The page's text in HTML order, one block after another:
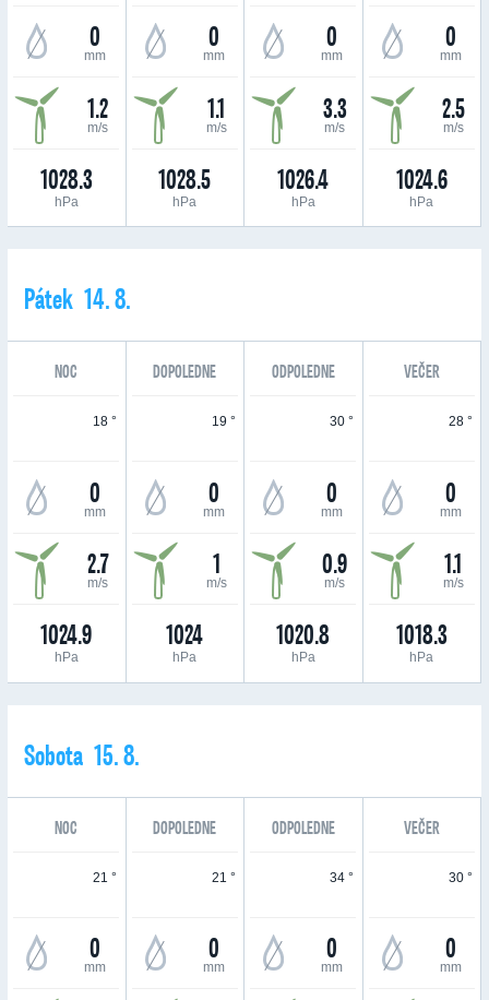
0
mm
1.2
m/s
1028.3
hPa
0
mm
1.1
m/s
1028.5
hPa
0
mm
3.3
m/s
1026.4
hPa
0
mm
2.5
m/s
1024.6
hPa
Pátek 14. 8.
NOC DOPOLEDNE ODPOLEDNE VEČER
18 °
0
mm
2.7
m/s
1024.9
hPa
19 °
0
mm
1
m/s
1024
hPa
30 °
0
mm
0.9
m/s
1020.8
hPa
28 °
0
mm
1.1
m/s
1018.3
hPa
Sobota 15. 8.
NOC DOPOLEDNE ODPOLEDNE VEČER
21 °
0
mm
21 °
0
mm
34 °
0
mm
30 °
0
mm